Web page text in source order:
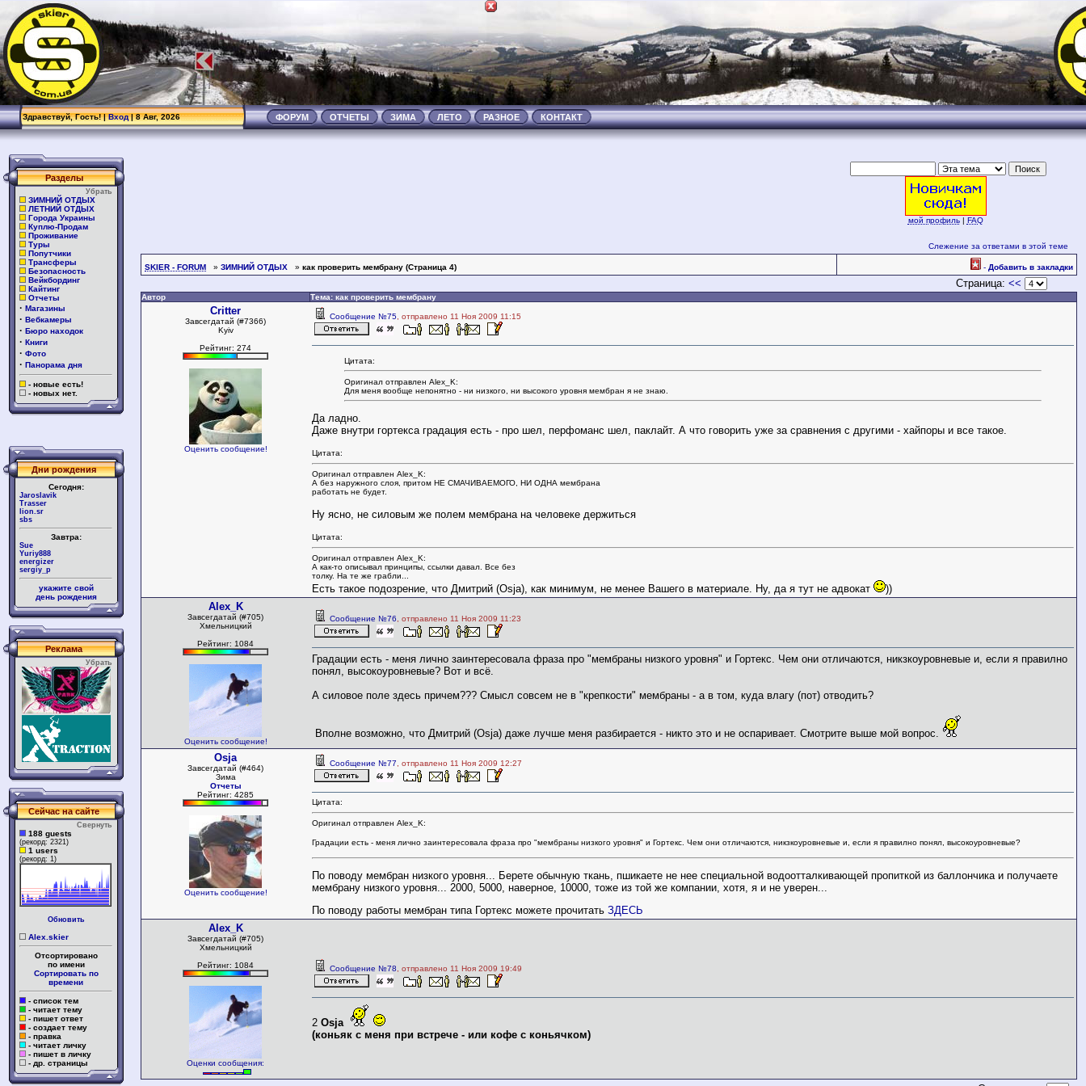
.
Здравствуй, Гость! |Вход| 8 Авг, 2026 ФОРУМ ОТЧЕТЫ ЗИМА ЛЕТО РАЗНОЕ КОНТАКТ
Разделы
Убрать
ЗИМНИЙ ОТДЫХ
ЛЕТНИЙ ОТДЫХ
Города Украины
Куплю-Продам
Проживание
Туры
Попутчики
Трансферы
Безопасность
Вейкбординг
Кайтинг
Отчеты
· Магазины
· Вебкамеры
· Бюро находок
· Книги
· Фото
· Панорама дня
- новые есть!
- новых нет.
Дни рождения
Сегодня:
Jaroslavik
Trasser
lion.sr
sbs
Завтра:
Sue
Yuriy888
energizer
sergiy_p
укажите свой
день рождения
Реклама
Убрать
Сейчас на сайте
Свернуть
188 guests
(рекорд: 2321)
1 users
(рекорд: 1)
Обновить
Alex.skier
Отсортировано
по имени
Сортировать по
времени
- список тем
- читает тему
- пишет ответ
- создает тему
- правка
- читает личку
- пишет в личку
- др. страницы
мой профиль| FAQ
Слежение за ответами в этой теме
SKIER - FORUM » ЗИМНИЙ ОТДЫХ » как проверить мембрану (Страница 4) - Добавить в закладки
Страница: <<
Автор Тема: как проверить мембрану
Critter
Завсегдатай (#7366)
Kyiv
Рейтинг: 274
Оценить сообщение!
Сообщение №75 , отправлено 11 Ноя 2009 11:15
Цитата:
Оригинал отправлен Alex_K:
Для меня вообще непонятно - ни низкого, ни высокого уровня мембран я не знаю.
Да ладно.
Даже внутри гортекса градация есть - про шел, перфоманс шел, паклайт. А что говорить уже за сравнения с другими - хайпоры и все такое.
Цитата:
Оригинал отправлен Alex_K:
А без наружного слоя, притом НЕ СМАЧИВАЕМОГО, НИ ОДНА мембрана
работать не будет.
Ну ясно, не силовым же полем мембрана на человеке держиться
Цитата:
Оригинал отправлен Alex_K:
А как-то описывал принципы, ссылки давал. Все без
толку. На те же грабли...
Есть такое подозрение, что Дмитрий (Osja), как минимум, не менее Вашего в материале. Ну, да я тут не адвокат
))
Alex_K
Завсегдатай (#705)
Хмельницкий
Рейтинг: 1084
Оценить сообщение!
Сообщение №76 , отправлено 11 Ноя 2009 11:23
Градации есть - меня лично заинтересовала фраза про "мембраны низкого уровня" и Гортекс. Чем они отличаются, никзкоуровневые и, если я правилно
понял, высокоуровневые? Вот и всё.
А силовое поле здесь причем??? Смысл совсем не в "крепкости" мембраны - а в том, куда влагу (пот) отводить?
Вполне возможно, что Дмитрий (Osja) даже лучше меня разбирается - никто это и не оспаривает. Смотрите выше мой вопрос.
Osja
Завсегдатай (#464)
Зима
Отчеты
Рейтинг: 4285
Оценить сообщение!
Сообщение №77 , отправлено 11 Ноя 2009 12:27
Цитата:
Оригинал отправлен Alex_K:
Градации есть - меня лично заинтересовала фраза про "мембраны низкого уровня" и Гортекс. Чем они отличаются, никзкоуровневые и, если я правилно понял, высокоуровневые?
По поводу мембран низкого уровня... Берете обычную ткань, пшикаете не нее специальной водоотталкивающей пропиткой из баллончика и получаете
мембрану низкого уровня... 2000, 5000, наверное, 10000, тоже из той же компании, хотя, я и не уверен...
По поводу работы мембран типа Гортекс можете прочитать ЗДЕСЬ
Alex_K
Завсегдатай (#705)
Хмельницкий
Рейтинг: 1084
Оценки сообщения:
Сообщение №78 , отправлено 11 Ноя 2009 19:49
2 Osja
(коньяк с меня при встрече - или кофе с коньячком)